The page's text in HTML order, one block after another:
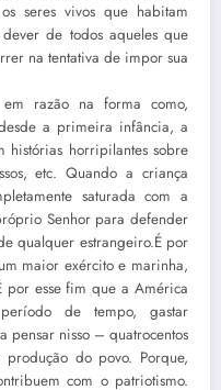
seres vivos que habitam
de todos aqueles que
na tentativa de impor sua
razão na forma como,
a primeira infância, a
histórias horripilantes sobre
etc. Quando a criança
saturada com a
Senhor para defender
qualquer estrangeiro.É por
maior exército e marinha,
por esse fim que a América
de tempo, gastar
pensar nisso – quatrocentos
do povo. Porque,
com o patriotismo.